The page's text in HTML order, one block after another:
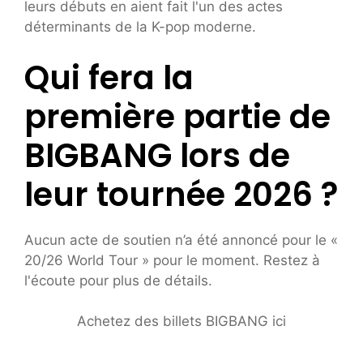
leurs débuts en aient fait l'un des actes
déterminants de la K-pop moderne.
Qui fera la
première partie de
BIGBANG lors de
leur tournée 2026 ?
Aucun acte de soutien n’a été annoncé pour le «
20/26 World Tour » pour le moment. Restez à
l'écoute pour plus de détails.
Achetez des billets BIGBANG ici